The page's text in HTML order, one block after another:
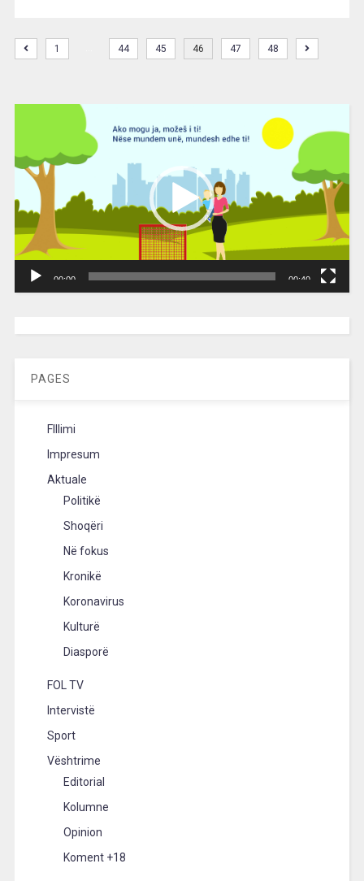
1 44 45 46 47 48
00:00 00:40
PAGES
FIllimi
Impresum
Aktuale
Politikë
Shoqëri
Në fokus
Kronikë
Koronavirus
Kulturë
Diasporë
FOL TV
Intervistë
Sport
Vështrime
Editorial
Kolumne
Opinion
Koment +18